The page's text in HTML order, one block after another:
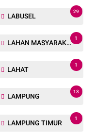
LABUSEL
29
LAHAN MASYARAKAT
1
LAHAT
1
LAMPUNG
13
LAMPUNG TIMUR
1